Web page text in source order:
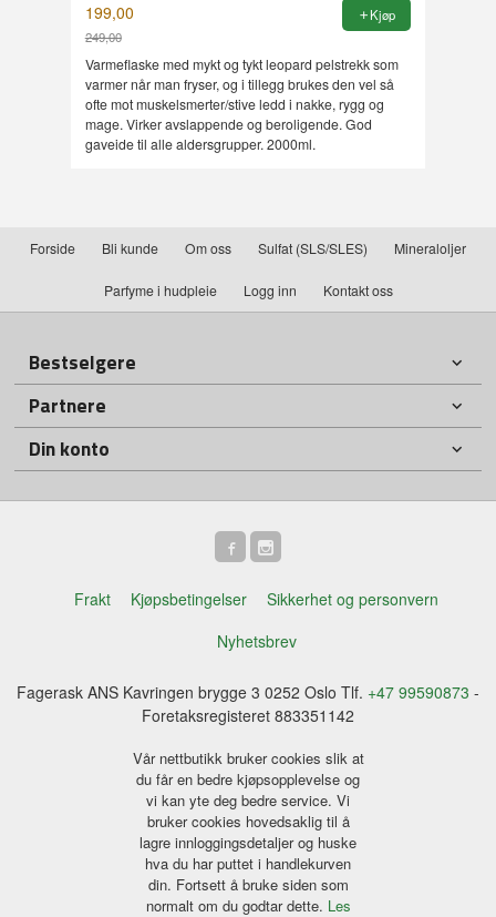
199,00
249,00
Rabatt
Kjøp
Varmeflaske med mykt og tykt leopard pelstrekk som
varmer når man fryser, og i tillegg brukes den vel så
ofte mot muskelsmerter/stive ledd i nakke, rygg og
mage. Virker avslappende og beroligende. God
gaveide til alle aldersgrupper. 2000ml.
Forside Bli kunde Om oss Sulfat (SLS/SLES) Mineraloljer
Parfyme i hudpleie Logg inn Kontakt oss
Bestselgere
Partnere
Din konto
Frakt Kjøpsbetingelser
Sikkerhet og personvern
Nyhetsbrev
Fagerask ANS Kavringen brygge 3 0252 Oslo Tlf. +47 99590873 -
Foretaksregisteret 883351142
Vår nettbutikk bruker cookies slik at
du får en bedre kjøpsopplevelse og
vi kan yte deg bedre service. Vi
bruker cookies hovedsaklig til å
lagre innloggingsdetaljer og huske
hva du har puttet i handlekurven
din. Fortsett å bruke siden som
normalt om du godtar dette. Les